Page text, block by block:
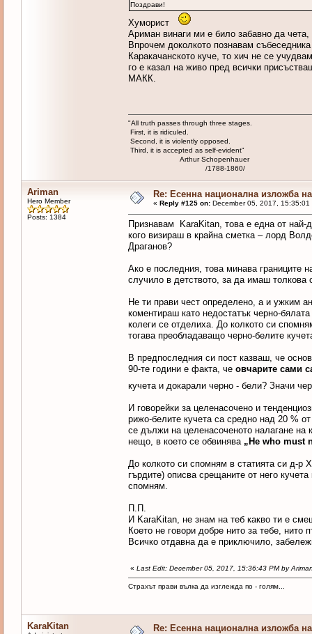
Поздрави!
Хуморист
Ариман винаги ми е било забавно да чета,
Впрочем доколкото познавам
Каракачанското куче, то хич не се
го е казал на живо пред всички
МАКК.
"All truth passes through three stages.
First, it is ridiculed.
Second, it is violently opposed.
Third, it is accepted as self-evident"
Arthur Schopenhauer
/1788-1860/
Ariman
Hero Member
Posts: 1384
Re: Есенна национална изложба
« Reply #125 on:December 05, 2017, 15:35:01
Признавам KaraKitan, това е една от най-
кого визираш в крайна сметка – лорд
Драганов?
Ако е последния, това минава границите
случило в детството, за да имаш толкова
Не ти прави чест определено, а и ужким
коментираш като недостатък черно-
колеги се отделиха. До колкото си
тогава преобладаващо черно-белите
В предпоследния си пост казваш, че
90-те години е факта, че овчарите сами
кучета и докарали черно - бели? Значи
И говорейки за целенасочено и
рижо-белите кучета са средно над 20 %
се дължи на целенасоченото налагане
нещо, в което се обвинява „He who must
До колкото си спомням в статията си д-р
гърдите) описва срещаните от него
спомням.
П.П.
И KaraKitan, не знам на теб какво ти е
Което не говори добре нито за тебе, нито
Всичко отдавна да е приключило,
« Last Edit: December 05, 2017, 15:36:43 PM by
Страхът прави вълка да изглежда по - голям...
KaraKitan Re: Есенна национална изложба